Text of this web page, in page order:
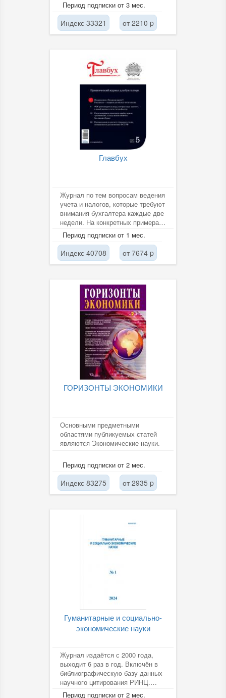
производителей и...
Период подписки от 3 мес.
Индекс 33321 от 2210 p
Главбух
Журнал по тем вопросам ведения
учета и налогов, которые требуют
внимания бухгалтера каждые две
недели. На конкретных примерах,
с шаблонами идеальных...
Период подписки от 1 мес.
Индекс 40708 от 7674 p
ГОРИЗОНТЫ ЭКОНОМИКИ
Основными предметными
областями публикуемых статей
являются Экономические науки.
Период подписки от 2 мес.
Индекс 83275 от 2935 p
Гуманитарные и социально-
экономические науки
Журнал издаётся с 2000 года,
выходит 6 раз в год. Включён в
библиографическую базу данных
научного цитирования РИНЦ.
Журнал является
Период подписки от 2 мес.